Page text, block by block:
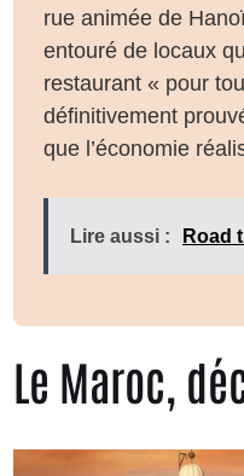
rue animée de
entouré de locaux
restaurant « pour
définitivement
que l’économie
Lire aussi : Road
Le Maroc,